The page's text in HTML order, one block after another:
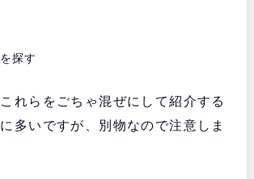
探す
れらをごちゃ混ぜにして紹介する
多いですが、別物なので注意しま